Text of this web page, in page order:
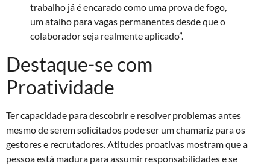
trabalho já é encarado como uma prova de fogo,
um atalho para vagas permanentes desde que o
colaborador seja realmente aplicado”.
Destaque-se com
Proatividade
Ter capacidade para descobrir e resolver problemas antes
mesmo de serem solicitados pode ser um chamariz para os
gestores e recrutadores. Atitudes proativas mostram que a
pessoa está madura para assumir responsabilidades e se